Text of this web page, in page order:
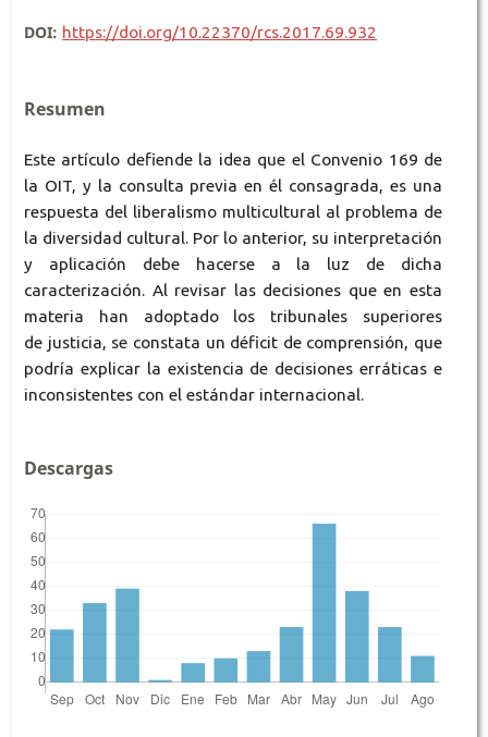
DOI: https://doi.org/10.22370/rcs.2017.69.932
Resumen
Este artículo defiende la idea que el Convenio 169 de
la OIT, y la consulta previa en él consagrada, es una
respuesta del liberalismo multicultural al problema de
la diversidad cultural. Por lo anterior, su interpretación
y aplicación debe hacerse a la luz de dicha
caracterización. Al revisar las decisiones que en esta
materia han adoptado los tribunales superiores
de justicia, se constata un déficit de comprensión, que
podría explicar la existencia de decisiones erráticas e
inconsistentes con el estándar internacional.
Descargas